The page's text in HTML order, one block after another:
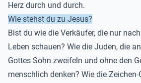
Herz durch und durch.
Wie stehst du zu Jesus?
Bist du wie die Verkäufer, die nur
Leben schauen? Wie die Juden, die
Gottes Sohn zweifeln und ohne den
menschlich denken? Wie die Zeichen-